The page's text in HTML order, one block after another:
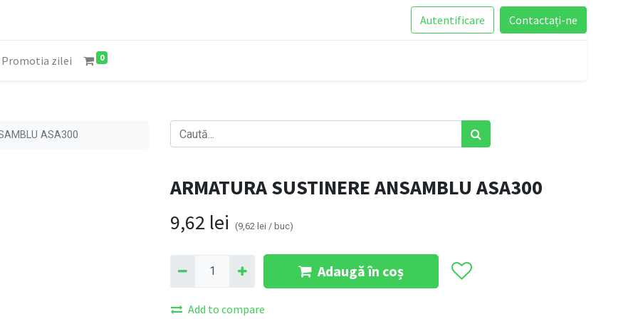
Autentificare Contactați-ne
Promotia zilei 0
ASA300
ARMATURA SUSTINERE ANSAMBLU ASA300
9,62 lei (9,62 lei / buc)
Adaugă în coș
Add to compare